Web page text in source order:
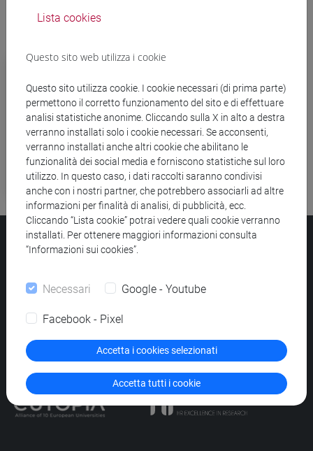
Codice di comportamento per la prevenzione
delle molestie e il loro contrasto
Codice disciplinare
Codice etico e di comportamento
Codice di condotta dei dipendenti pubblici
Università Ca’ Foscari
PEC
protocollo@pec.unive.it
Privacy/Cookies/Credits e note legali
Accessibilità
Elenco siti tematici
Lista cookies
Questo sito web utilizza i cookie
Questo sito utilizza cookie. I cookie necessari (di prima parte)
permettono il corretto funzionamento del sito e di effettuare
analisi statistiche anonime. Cliccando sulla X in alto a destra
verranno installati solo i cookie necessari. Se acconsenti,
verranno installati anche altri cookie che abilitano le
funzionalità dei social media e forniscono statistiche sul loro
utilizzo. In questo caso, i dati raccolti saranno condivisi
anche con i nostri partner, che potrebbero associarli ad altre
informazioni per finalità di analisi, di pubblicità, ecc.
Cliccando “Lista cookie” potrai vedere quali cookie verranno
installati. Per ottenere maggiori informazioni consulta
“Informazioni sui cookies”.
Necessari Google - Youtube
Facebook - Pixel
Accetta i cookies selezionati
Accetta tutti i cookie